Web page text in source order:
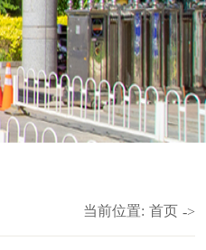
当前位置: 首页 ->